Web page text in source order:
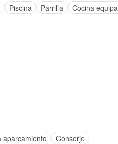
Piscina Parrilla
Cocina
aparcamiento Conserje